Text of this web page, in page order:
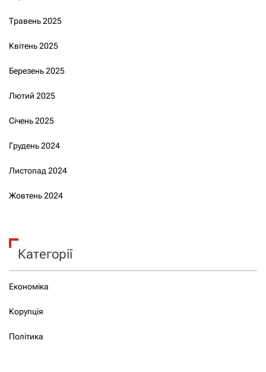
Травень 2025
Квітень 2025
Березень 2025
Лютий 2025
Січень 2025
Грудень 2024
Листопад 2024
Жовтень 2024
Категорії
Економіка
Корупція
Політика